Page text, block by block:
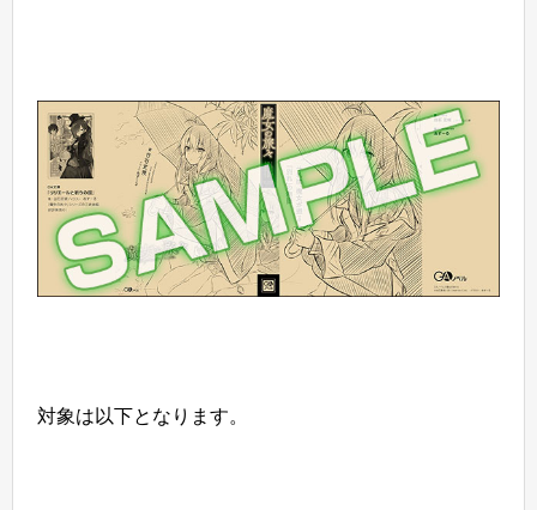
対象は以下となります。